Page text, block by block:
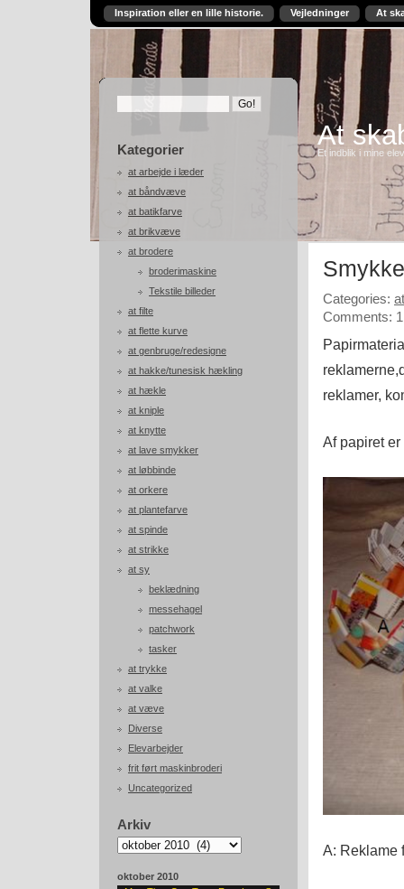
Inspiration eller en lille historie. Vejledninger At
Kategorier
at arbejde i læder
at båndvæve
at batikfarve
at brikvæve
at brodere
broderimaskine
Tekstile billeder
at filte
at flette kurve
at genbruge/redesigne
at hakke/tunesisk hækling
at hækle
at kniple
at knytte
at lave smykker
at løbbinde
at orkere
at plantefarve
at spinde
at strikke
at sy
beklædning
messehagel
patchwork
tasker
at trykke
at valke
at væve
Diverse
Elevarbejder
frit ført maskinbroderi
Uncategorized
Arkiv
Arkiv
oktober 2010
At
Et indblik i mine
Categories:
Comments: 1
reklamer,
Af papiret
A: Reklame